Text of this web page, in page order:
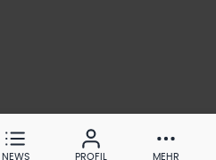
NEWS PROFIL MEHR